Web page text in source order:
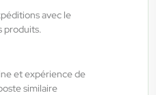
avec le
produits.
et expérience de
similaire
industrielle